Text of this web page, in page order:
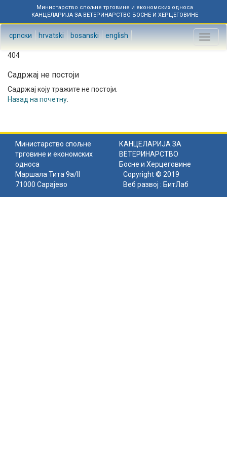
Министарство спољне трговине и економских односа
КАНЦЕЛАРИЈА ЗА ВЕТЕРИНАРСТВО БОСНЕ И ХЕРЦЕГОВИНЕ
српски hrvatski bosanski english
Toggle
404
Садржај не постоји
Садржај коју тражите не постоји.
Назад на почетну
Министарство спољне
трговине и економских
односа
КАНЦЕЛАРИЈА ЗА
ВЕТЕРИНАРСТВО
Босне и Херцеговине
Маршала Тита 9а/II
71000 Сарајево
Copyright © 2019
Веб развој : БитЛаб